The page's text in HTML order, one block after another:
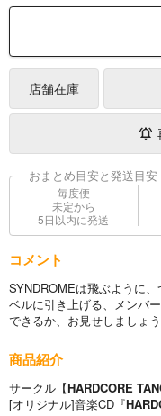
店舗在庫
おまとめ目安と発送目安
毎度便
未定から
5日以内に発送
コメント
SYNDROMEは飛ぶように
ベルに引き上げる、メンバ
できるか、お見せしましょう
商品紹介
サークル【HARDCORE
[オリジナル]音楽CD『